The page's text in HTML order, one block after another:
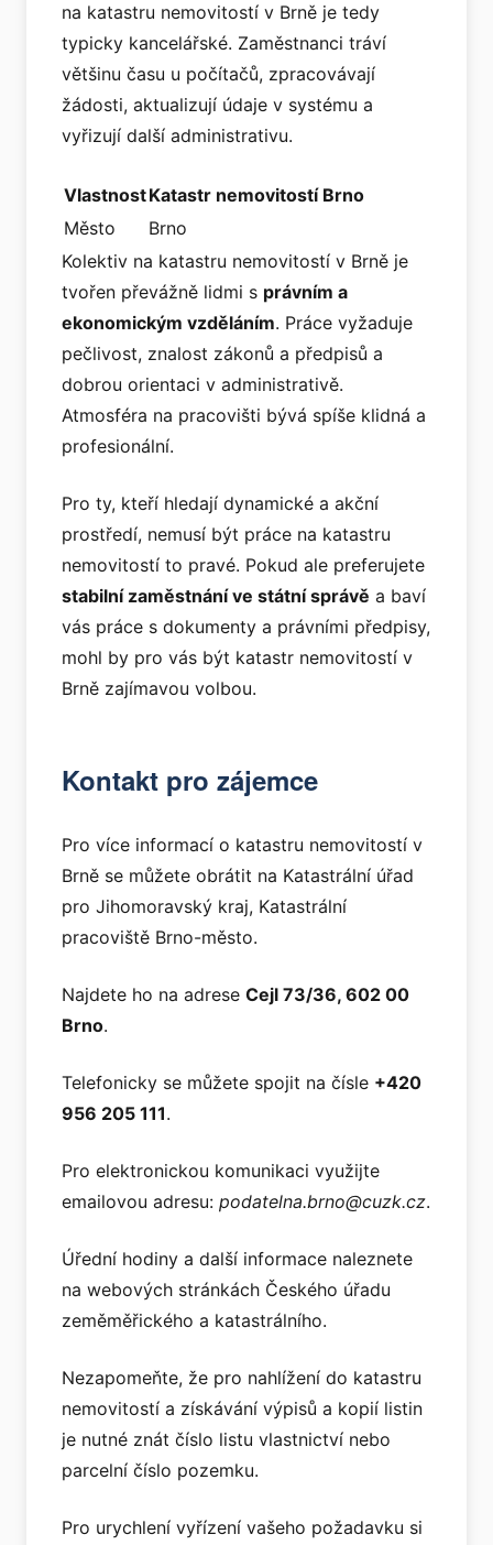
na katastru nemovitostí v Brně je tedy
typicky kancelářské. Zaměstnanci tráví
většinu času u počítačů, zpracovávají
žádosti, aktualizují údaje v systému a
vyřizují další administrativu.
VlastnostKatastr nemovitostí Brno
Město
Brno
Kolektiv na katastru nemovitostí v Brně je
tvořen převážně lidmi s právním a
ekonomickým vzděláním. Práce vyžaduje
pečlivost, znalost zákonů a předpisů a
dobrou orientaci v administrativě.
Atmosféra na pracovišti bývá spíše klidná a
profesionální.
Pro ty, kteří hledají dynamické a akční
prostředí, nemusí být práce na katastru
nemovitostí to pravé. Pokud ale preferujete
stabilní zaměstnání ve státní správě a baví
vás práce s dokumenty a právními předpisy,
mohl by pro vás být katastr nemovitostí v
Brně zajímavou volbou.
Kontakt pro zájemce
Pro více informací o katastru nemovitostí v
Brně se můžete obrátit na Katastrální úřad
pro Jihomoravský kraj, Katastrální
pracoviště Brno-město.
Najdete ho na adrese Cejl 73/36, 602 00
Brno.
Telefonicky se můžete spojit na čísle +420
956 205 111.
Pro elektronickou komunikaci využijte
emailovou adresu: podatelna.brno@cuzk.cz.
Úřední hodiny a další informace naleznete
na webových stránkách Českého úřadu
zeměměřického a katastrálního.
Nezapomeňte, že pro nahlížení do katastru
nemovitostí a získávání výpisů a kopií listin
je nutné znát číslo listu vlastnictví nebo
parcelní číslo pozemku.
Pro urychlení vyřízení vašeho požadavku si